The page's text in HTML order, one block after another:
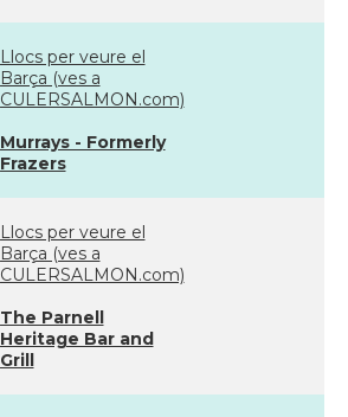
Llocs per veure el
Barça (ves a
CULERSALMON.com)
Murrays - Formerly
Frazers
Llocs per veure el
Barça (ves a
CULERSALMON.com)
The Parnell
Heritage Bar and
Grill